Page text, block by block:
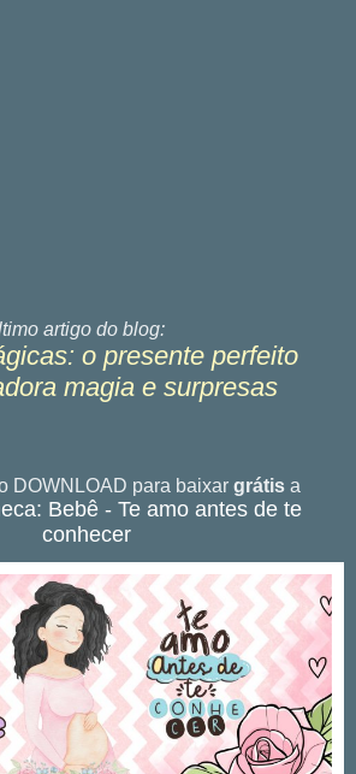
artigo do blog:
o presente perfeito
magia e surpresas
DOWNLOAD para baixar grátis a
Bebê - Te amo antes de te
conhecer